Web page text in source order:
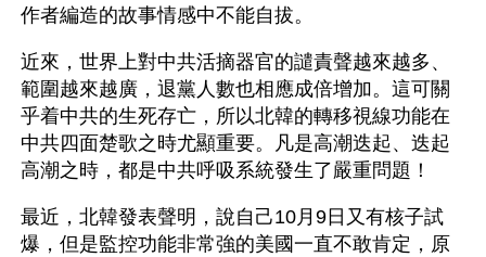
作者編造的故事情感中不能自拔。
近來，世界上對中共活摘器官的譴責聲越來越多、
範圍越來越廣，退黨人數也相應成倍增加。這可關
乎着中共的生死存亡，所以北韓的轉移視線功能在
中共四面楚歌之時尤顯重要。凡是高潮迭起、迭起
高潮之時，都是中共呼吸系統發生了嚴重問題！
最近，北韓發表聲明，說自己10月9日又有核子試
爆，但是監控功能非常強的美國一直不敢肯定，原